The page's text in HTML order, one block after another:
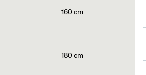
160 cm
180 cm